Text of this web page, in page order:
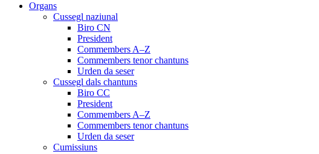
Organs
Cussegl naziunal
Biro CN
President
Commembers A–Z
Commembers tenor chantuns
Urden da seser
Cussegl dals chantuns
Biro CC
President
Commembers A–Z
Commembers tenor chantuns
Urden da seser
Cumissiuns